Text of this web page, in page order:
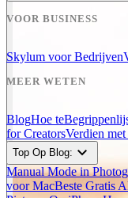
VOOR BUSINESS
Skylum voor Bedrijven
MEER WETEN
BlogHoe te
for CreatorsVerdien
Top Op Blog: expand_more
Manual Mode in
voor MacBeste Gratis